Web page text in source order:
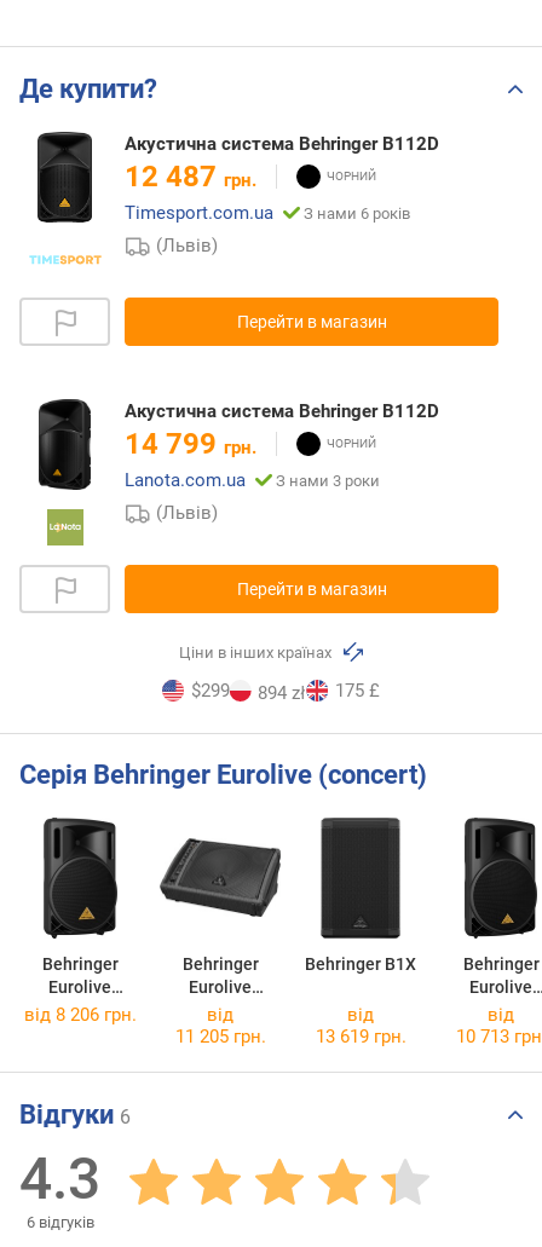
Де купити?
Акустична система Behringer B112D
12 487 грн.
Timesport.com.ua
З нами 6 років
(Львів)
Перейти в магазин
Акустична система Behringer B112D
14 799 грн.
Lanota.com.ua
З нами 3 роки
(Львів)
Перейти в магазин
Ціни в інших країнах
$299 894 zł 175 £
Серія Behringer Eurolive (concert)
Behringer
Eurolive
B212XL
Behringer
Eurolive
F1220D
Behringer B1X
Behringer
Eurolive
B215XL
від 8 206 грн.
від
11 205 грн.
від
13 619 грн.
від
10 713
Відгуки 6
4.3
6 відгуків